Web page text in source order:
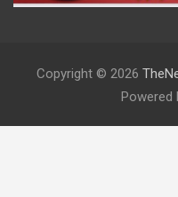
Copyright © 2026
Powered